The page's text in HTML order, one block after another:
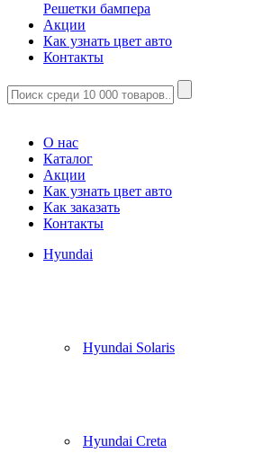
Решетки бампера
Акции
Как узнать цвет авто
Контакты
О нас
Каталог
Акции
Как узнать цвет авто
Как заказать
Контакты
Hyundai
Hyundai Solaris
Hyundai Creta